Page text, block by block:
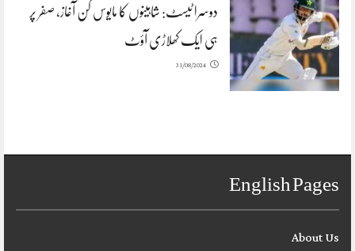
دوسرا ٹیسٹ: شاہینوں کا مایوس کن آغاز، صفر پر
ہی ایک کھلاڑی آؤٹ
31/08/2024
English Pages
About Us